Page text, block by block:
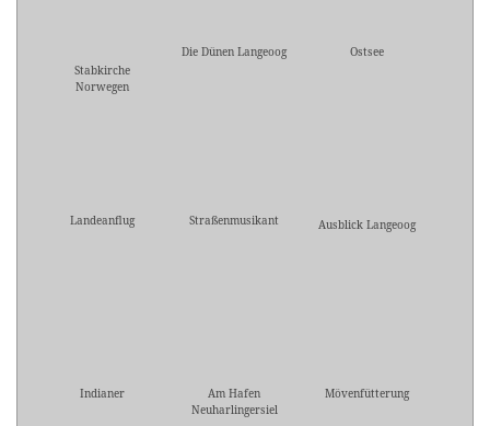
Stabkirche
Norwegen
Die Dünen Langeoog Ostsee
Landeanflug Straßenmusikant Ausblick Langeoog
Indianer
Am Hafen
Neuharlingersiel
Mövenfütterung